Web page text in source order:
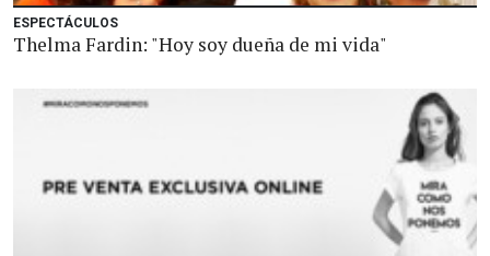
ESPECTÁCULOS
Thelma Fardin: "Hoy soy dueña de mi vida"